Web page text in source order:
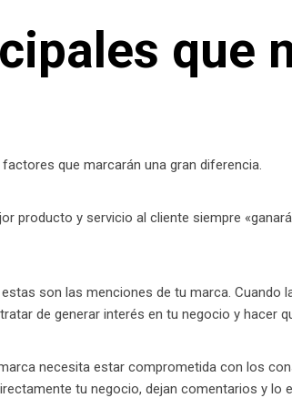
que
que marcarán una gran diferencia.
producto y servicio al cliente siempre
son las menciones de tu marca.
de generar interés en tu negocio y hacer
necesita estar comprometida con los
tu negocio, dejan comentarios y lo